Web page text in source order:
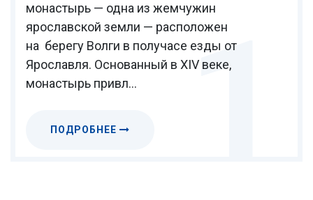
1
монастырь — одна из жемчужин
ярославской земли — расположен
на берегу Волги в получасе езды от
Ярославля. Основанный в XIV веке,
монастырь привл...
ПОДРОБНЕЕ